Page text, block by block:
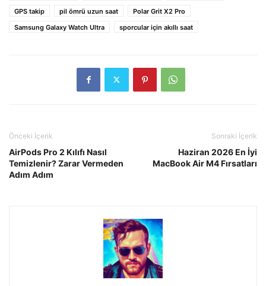
GPS takip
pil ömrü uzun saat
Polar Grit X2 Pro
Samsung Galaxy Watch Ultra
sporcular için akıllı saat
Önceki İçerik
AirPods Pro 2 Kılıfı Nasıl
Temizlenir? Zarar Vermeden
Adım Adım
Sonraki İçerik
Haziran 2026 En İyi
MacBook Air M4 Fırsatları